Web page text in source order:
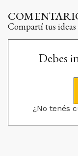
Compartí tus ideas
Debes
¿No tenés